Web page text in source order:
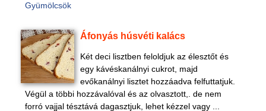
Gyümölcsök
Áfonyás húsvéti kalács
Két deci lisztben feloldjuk az élesztőt és
egy kávéskanálnyi cukrot, majd
evőkanálnyi lisztet hozzáadva felfuttatjuk.
Végül a többi hozzávalóval és az olvasztott,. de nem
forró vajjal tésztává dagasztjuk, lehet kézzel vagy ...